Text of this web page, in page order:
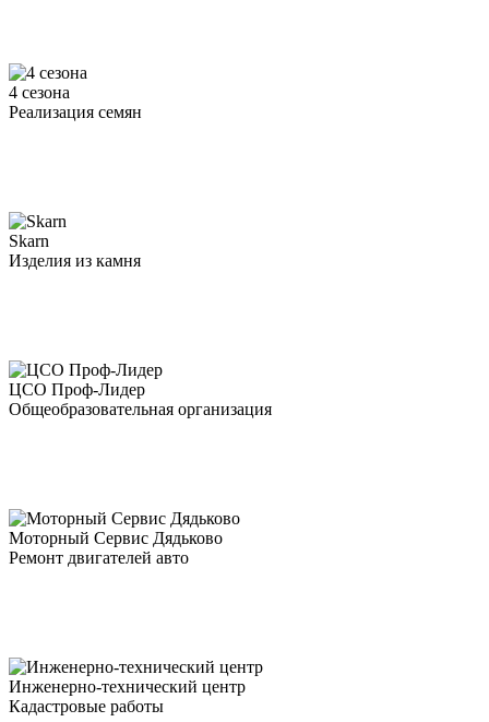
4 сезона
Реализация семян
Skarn
Изделия из камня
ЦСО Проф-Лидер
Общеобразовательная организация
Моторный Сервис Дядьково
Ремонт двигателей авто
Инженерно-технический центр
Кадастровые работы